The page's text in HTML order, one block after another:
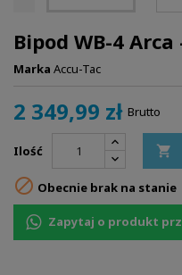
Bipod WB-4 Arca
Marka Accu-Tac
2 349,99 zł Brutto
Ilość 
 Obecnie brak na stanie
Zapytaj o produkt